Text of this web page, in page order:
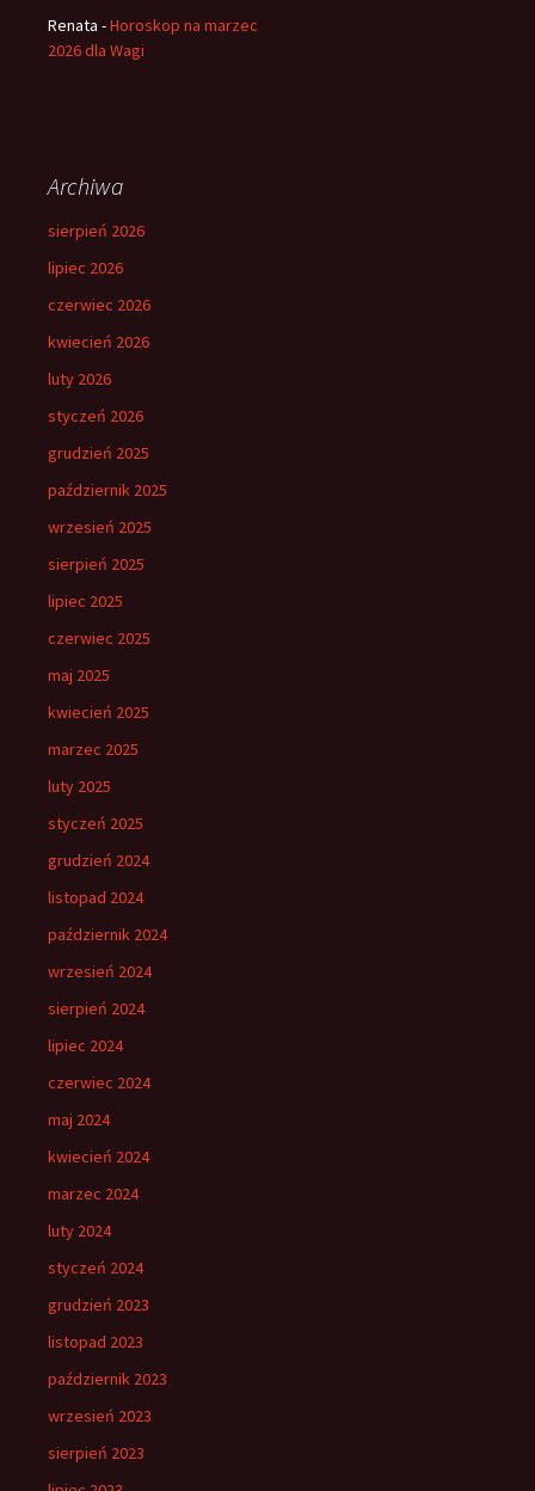
Renata -Horoskop na marzec
2026 dla Wagi
Archiwa
sierpień 2026
lipiec 2026
czerwiec 2026
kwiecień 2026
luty 2026
styczeń 2026
grudzień 2025
październik 2025
wrzesień 2025
sierpień 2025
lipiec 2025
czerwiec 2025
maj 2025
kwiecień 2025
marzec 2025
luty 2025
styczeń 2025
grudzień 2024
listopad 2024
październik 2024
wrzesień 2024
sierpień 2024
lipiec 2024
czerwiec 2024
maj 2024
kwiecień 2024
marzec 2024
luty 2024
styczeń 2024
grudzień 2023
listopad 2023
październik 2023
wrzesień 2023
sierpień 2023